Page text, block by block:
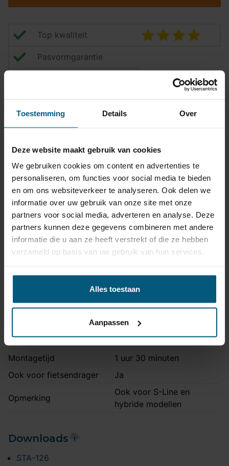
Toestemming Details Over
Deze website maakt gebruik van cookies
We gebruiken cookies om content en advertenties te
personaliseren, om functies voor social media te bieden
en om ons websiteverkeer te analyseren. Ook delen we
informatie over uw gebruik van onze site met onze
partners voor social media, adverteren en analyse. Deze
partners kunnen deze gegevens combineren met andere
informatie die u aan ze heeft verstrekt of die ze hebben
verzameld op basis van uw gebruik van hun services.
Alles toestaan
Aanpassen
Top kwaliteit
Pasvormgarantie
Trekhaak specificatie
Artikelnummer
STA-126
Trekhaak systeem
Verticaal afneembaar
Uitvoering
Na afname van de kogel, is
de houder van de trekhaak
volledig uit het zicht
onttrokken.
Maximaal trekgewicht
1800 kg
100 kg
Europees keurmerk
Ja
Ja
Montagetijd
1 uur 30 minuten
Ook voor fietsendrager
Ja
Opmerking
Ook voor S-Line en
hybride modellen
Downloads
STA-126